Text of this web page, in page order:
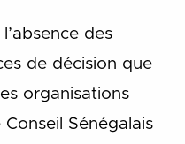
des
de décision que
organisations
Sénégalais